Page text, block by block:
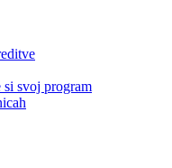
si svoj program